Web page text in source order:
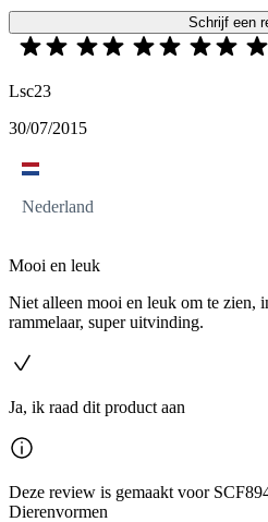
Schrijf een
Lsc23
30/07/2015
Nederland
Mooi en leuk
Niet alleen mooi en leuk om te zien,
rammelaar, super uitvinding.
Ja, ik raad dit product aan
Deze review is gemaakt voor
Dierenvormen